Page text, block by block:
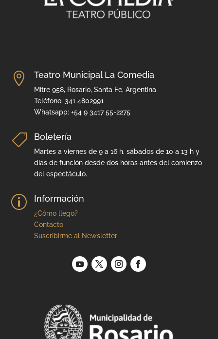
 Teatro Municipal La Comedia
Mitre 958, Rosario, Santa Fe, Argentina
Teléfono: 341 4802991
Whatsapp: +54 9 3417 55-2275
 Boletería
Martes a viernes de 9 a 16 h, sábados de 10 a 13 h y
días de función desde dos horas antes del comienzo
del espectáculo.
p Información
¿Cómo llego?
Contacto
Suscribirme al Newsletter